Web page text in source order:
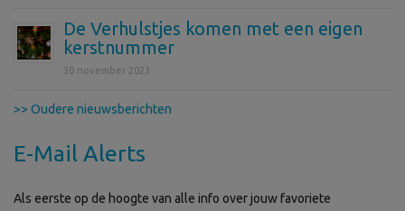
De Verhulstjes komen met een eigen
kerstnummer
30 november 2023
>> Oudere nieuwsberichten
E-Mail Alerts
Als eerste op de hoogte van alle info over jouw favoriete